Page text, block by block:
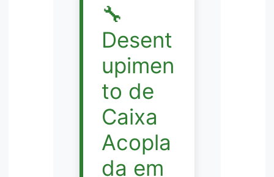
🔧
Desent
upimen
to de
Caixa
Acopla
da em